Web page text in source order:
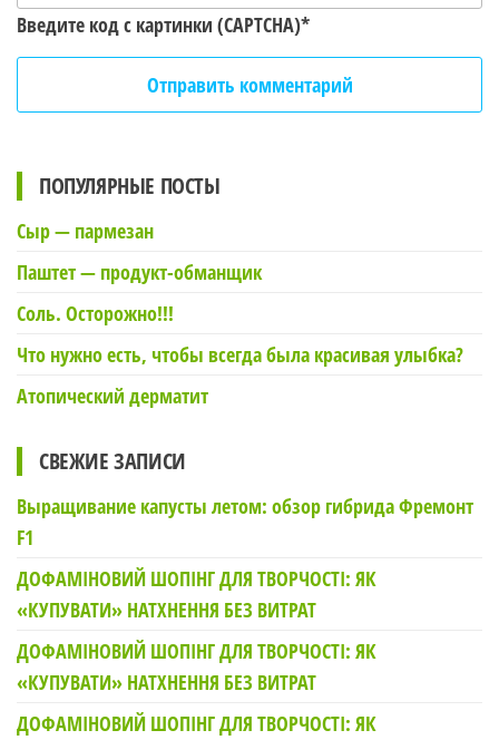
Введите код с картинки (CAPTCHA)*
ПОПУЛЯРНЫЕ ПОСТЫ
Сыр — пармезан
Паштет — продукт-обманщик
Соль. Осторожно!!!
Что нужно есть, чтобы всегда была красивая улыбка?
Атопический дерматит
СВЕЖИЕ ЗАПИСИ
Выращивание капусты летом: обзор гибрида Фремонт
F1
ДОФАМІНОВИЙ ШОПІНГ ДЛЯ ТВОРЧОСТІ: ЯК
«КУПУВАТИ» НАТХНЕННЯ БЕЗ ВИТРАТ
ДОФАМІНОВИЙ ШОПІНГ ДЛЯ ТВОРЧОСТІ: ЯК
«КУПУВАТИ» НАТХНЕННЯ БЕЗ ВИТРАТ
ДОФАМІНОВИЙ ШОПІНГ ДЛЯ ТВОРЧОСТІ: ЯК